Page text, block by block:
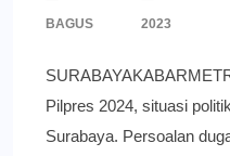
BAGUS
2023
Pilpres 2024, situasi
Surabaya. Persoalan